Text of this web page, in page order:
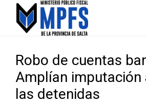
Robo de cuentas
Amplían imputación
las detenidas